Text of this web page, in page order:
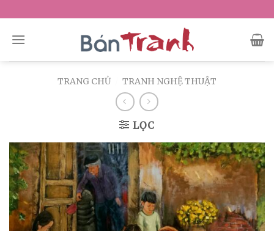
to
content
TRANG CHỦ TRANH NGHỆ THUẬT
LỌC